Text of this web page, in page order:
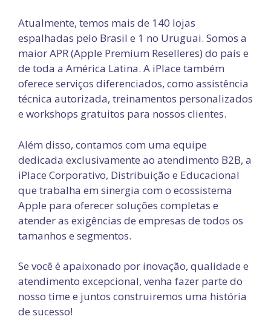
Atualmente, temos mais de 140 lojas
espalhadas pelo Brasil e 1 no Uruguai. Somos a
maior APR (Apple Premium Reselleres) do país e
de toda a América Latina. A iPlace também
oferece serviços diferenciados, como assistência
técnica autorizada, treinamentos personalizados
e workshops gratuitos para nossos clientes.
Além disso, contamos com uma equipe
dedicada exclusivamente ao atendimento B2B, a
iPlace Corporativo, Distribuição e Educacional
que trabalha em sinergia com o ecossistema
Apple para oferecer soluções completas e
atender as exigências de empresas de todos os
tamanhos e segmentos.
Se você é apaixonado por inovação, qualidade e
atendimento excepcional, venha fazer parte do
nosso time e juntos construiremos uma história
de sucesso!